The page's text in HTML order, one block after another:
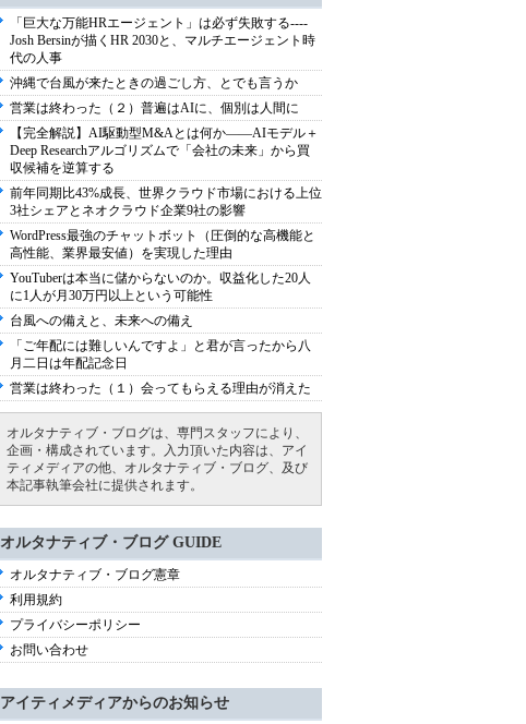
「巨大な万能HRエージェント」は必ず失敗する----
Josh Bersinが描くHR 2030と、マルチエージェント時
代の人事
沖縄で台風が来たときの過ごし方、とでも言うか
営業は終わった（２）普遍はAIに、個別は人間に
【完全解説】AI駆動型M&Aとは何か――AIモデル＋
Deep Researchアルゴリズムで「会社の未来」から買
収候補を逆算する
前年同期比43%成長、世界クラウド市場における上位
3社シェアとネオクラウド企業9社の影響
WordPress最強のチャットボット（圧倒的な高機能と
高性能、業界最安値）を実現した理由
YouTuberは本当に儲からないのか。収益化した20人
に1人が月30万円以上という可能性
台風への備えと、未来への備え
「ご年配には難しいんですよ」と君が言ったから八
月二日は年配記念日
営業は終わった（１）会ってもらえる理由が消えた
オルタナティブ・ブログは、専門スタッフにより、
企画・構成されています。入力頂いた内容は、アイ
ティメディアの他、オルタナティブ・ブログ、及び
本記事執筆会社に提供されます。
オルタナティブ・ブログ GUIDE
オルタナティブ・ブログ憲章
利用規約
プライバシーポリシー
お問い合わせ
アイティメディアからのお知らせ